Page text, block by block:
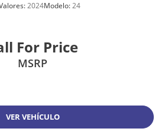
2024Modelo:24
For Price
MSRP
VER VEHÍCULO